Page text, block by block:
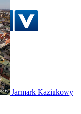
Jarmark Kaziukowy